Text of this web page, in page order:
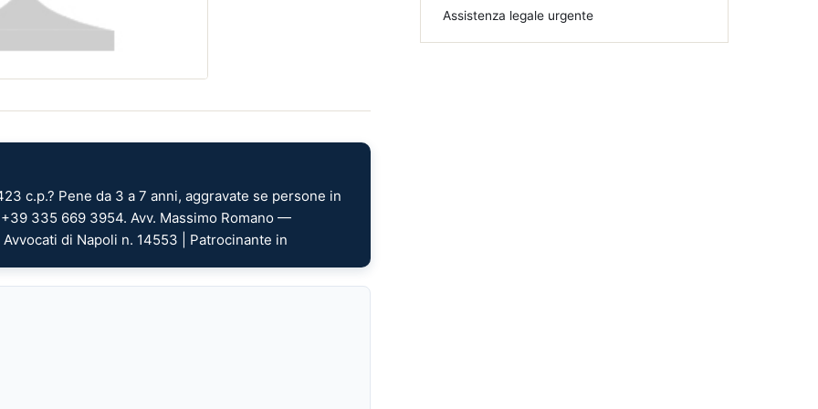
c.p.? Pene da 3 a 7 anni, aggravate se persone in
335 669 3954. Avv. Massimo Romano —
di Napoli n. 14553 | Patrocinante in
Assistenza legale urgente